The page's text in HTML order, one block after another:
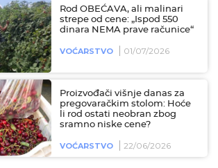
Rod OBEĆAVA, ali malinari
strepe od cene: „Ispod 550
dinara NEMA prave računice“
VOĆARSTVO 01/07/2026
Proizvođači višnje danas za
pregovaračkim stolom: Hoće
li rod ostati neobran zbog
sramno niske cene?
VOĆARSTVO 22/06/2026